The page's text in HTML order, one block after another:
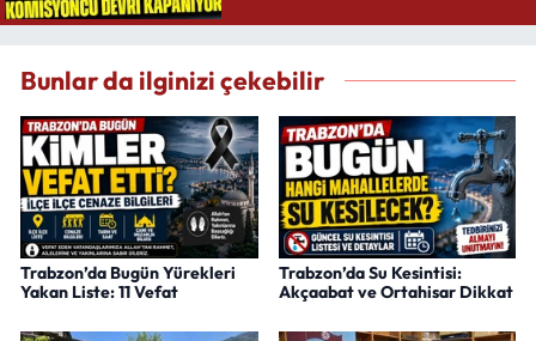
Bunlar da ilginizi çekebilir
Trabzon’da Bugün Yürekleri
Yakan Liste: 11 Vefat
Trabzon’da Su Kesintisi:
Akçaabat ve Ortahisar Dikkat